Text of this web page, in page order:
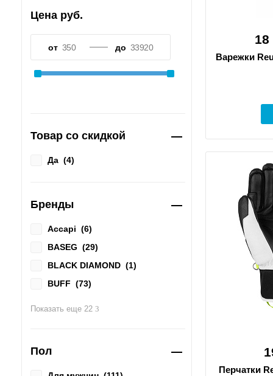
Цена руб.
от до
Товар со скидкой
Да (4)
Бренды
Accapi (6)
BASEG (29)
BLACK DIAMOND (1)
BUFF (73)
FISCHER
Показать еще 22
Пол
18
Варежки
Перчатки